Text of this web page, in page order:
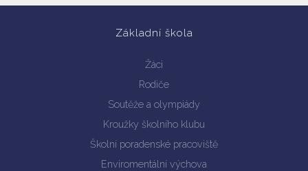
Základní škola
Žáci
Rodiče
Soutěže a olympiády
Kroužky školního klubu
Školní poradenské pracoviště
Enviromentální výchova